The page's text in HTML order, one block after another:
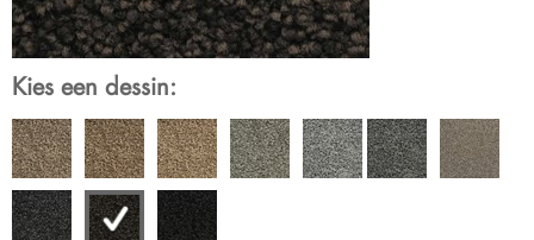
Kies een dessin: